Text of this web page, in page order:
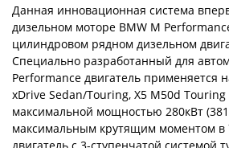
Данная инновационная система
дизельном моторе BMW M
цилиндровом рядном дизельном
Специально разработанный для
Performance двигатель применяется
xDrive Sedan/Touring, X5 M50d
максимальной мощностью 280кВт
максимальным крутящим моментом в
двигатель с 3-ступенчатой системой